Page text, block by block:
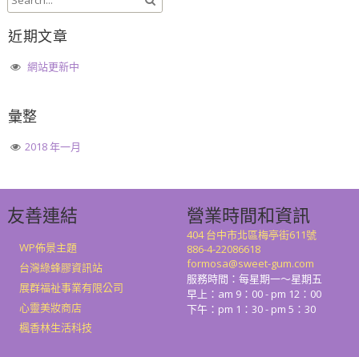
近期文章
網站更新中
彙整
2018 年一月
友善連結
WP佈景主題
台灣綠蜂膠資訊站
展群福祉事業有限公司
心靈美妝商店
楓香林生活科技
營業時間和資訊
404 台中市北區梅亭街611號
886-4-22086618
formosa@sweet-gum.com
服務時間：每星期一～星期五
早上：am 9：00 - pm 12：00
下午：pm 1：30 - pm 5：30